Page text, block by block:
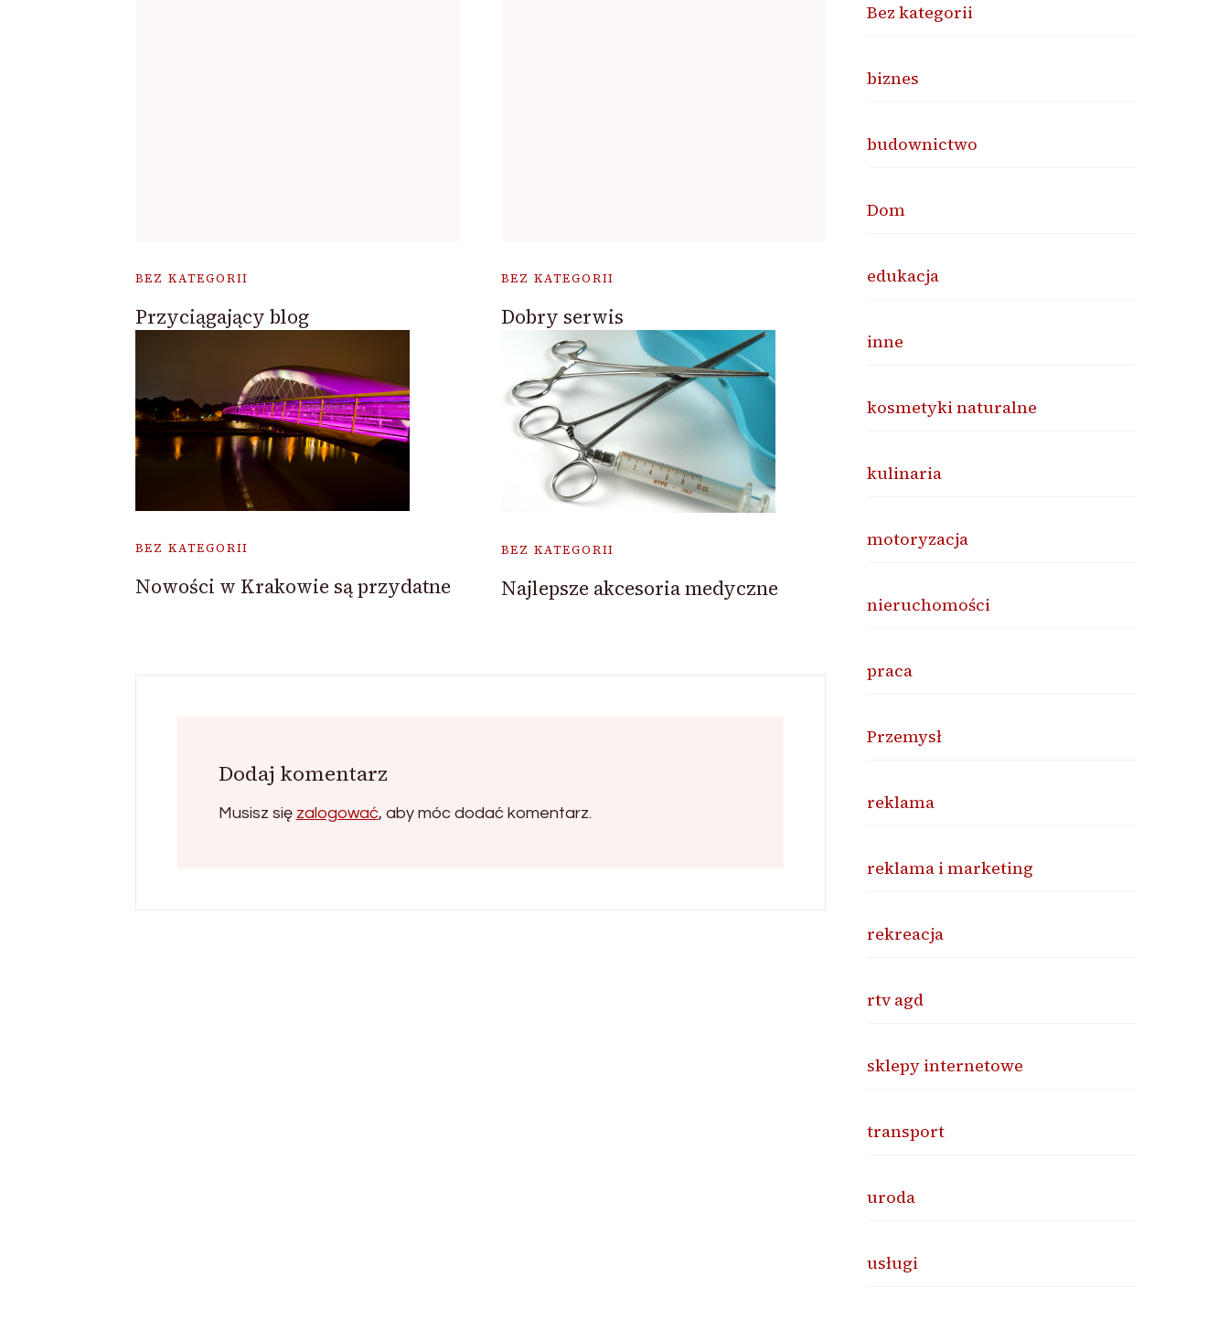
BEZ KATEGORII
Przyciągający blog
BEZ KATEGORII
Dobry serwis
BEZ KATEGORII
Nowości w Krakowie są przydatne
BEZ KATEGORII
Najlepsze akcesoria medyczne
Dodaj komentarz
Musisz się zalogować, aby móc dodać komentarz.
Bez kategorii
biznes
budownictwo
Dom
edukacja
inne
kosmetyki naturalne
kulinaria
motoryzacja
nieruchomości
praca
Przemysł
reklama
reklama i marketing
rekreacja
rtv agd
sklepy internetowe
transport
uroda
usługi